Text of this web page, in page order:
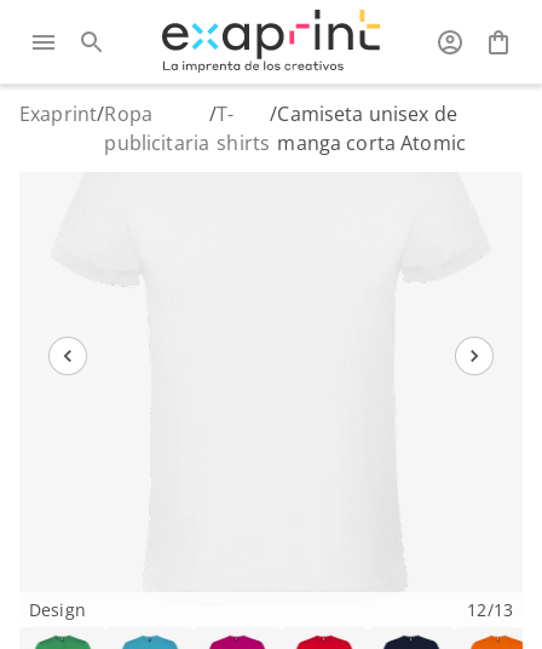
Exaprint/Ropa
publicitaria
/T-
shirts
/Camiseta unisex de
manga corta Atomic
Design 12/13